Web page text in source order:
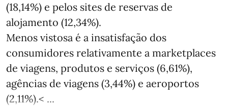
(18,14%) e pelos sites de reservas de
alojamento (12,34%).
Menos vistosa é a insatisfação dos
consumidores relativamente a marketplaces
de viagens, produtos e serviços (6,61%),
agências de viagens (3,44%) e aeroportos
(2,11%).< ...